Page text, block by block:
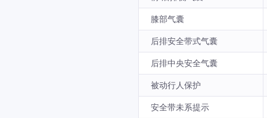
膝部气囊
后排安全带式气囊
后排中央安全气囊
被动行人保护
安全带未系提示